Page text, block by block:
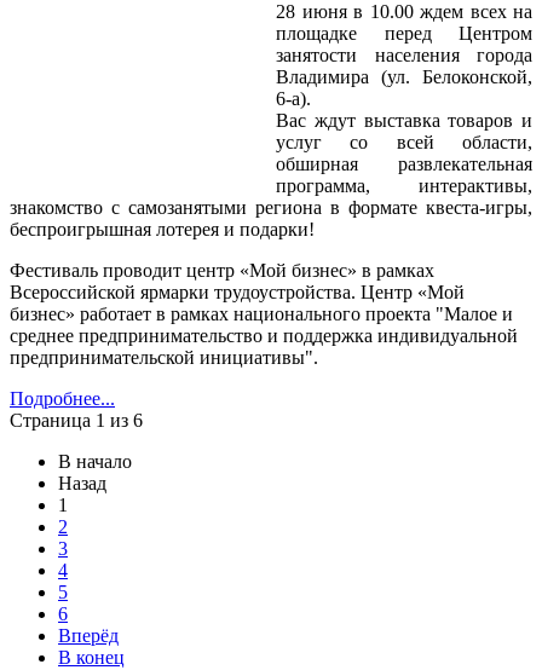
28 июня в 10.00 ждем всех на
площадке перед Центром
занятости населения города
Владимира (ул. Белоконской,
6-а).
Вас ждут выставка товаров и
услуг со всей области,
обширная развлекательная
программа, интерактивы,
знакомство с самозанятыми региона в формате квеста-игры,
беспроигрышная лотерея и подарки!
Фестиваль проводит центр «Мой бизнес» в рамках
Всероссийской ярмарки трудоустройства. Центр «Мой
бизнес» работает в рамках национального проекта "Малое и
среднее предпринимательство и поддержка индивидуальной
предпринимательской инициативы".
Подробнее...
Страница 1 из 6
В начало
Назад
1
2
3
4
5
6
Вперёд
В конец